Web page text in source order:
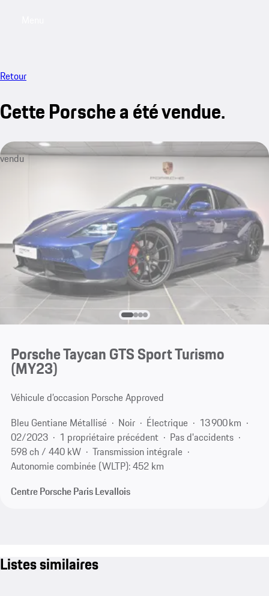
Retour
Cette Porsche a été vendue.
vendu
Porsche Taycan GTS Sport Turismo
(MY23)
Véhicule d’occasion Porsche Approved
Bleu Gentiane Métallisé
Noir Électrique
13 900 km
02/2023
1 propriétaire précédent
Pas d'accidents
598 ch / 440 kW
Transmission intégrale
Autonomie combinée (WLTP): 452 km
Centre Porsche Paris Levallois
Listes similaires